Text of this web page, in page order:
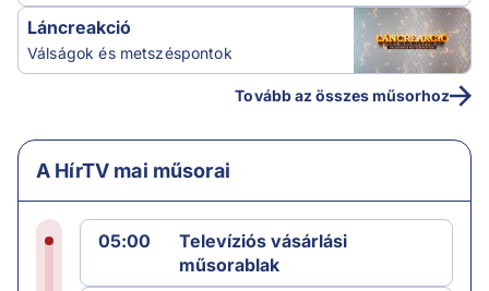
Láncreakció
Válságok és metszéspontok
Tovább az összes műsorhoz
A HírTV mai műsorai
05:00
Televíziós vásárlási
műsorablak